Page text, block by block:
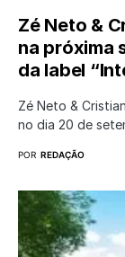
Zé Neto &
na próxima
da label
Zé Neto &
no dia 20 de
POR REDAÇÃO